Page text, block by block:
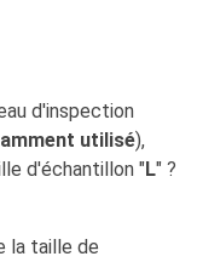
d'inspection
utilisé),
d'échantillon "L" ?
la taille de